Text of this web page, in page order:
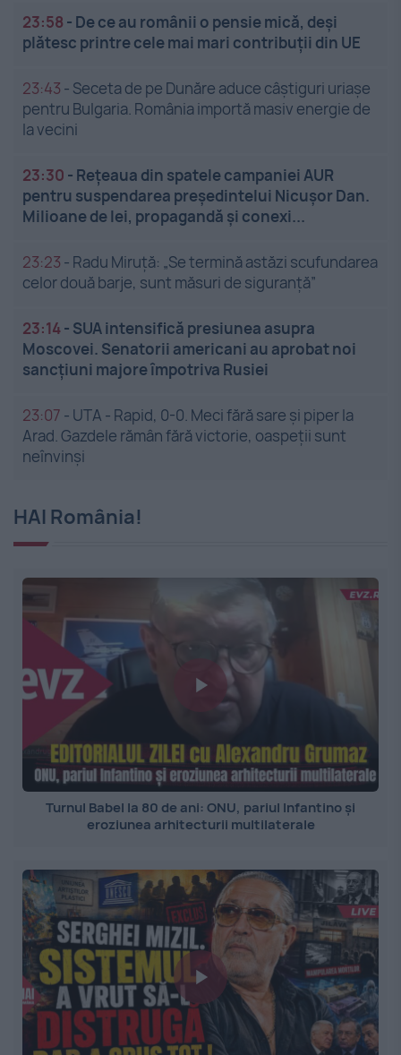
23:58 - De ce au românii o pensie mică, deși
plătesc printre cele mai mari contribuții din UE
23:43 - Seceta de pe Dunăre aduce câștiguri uriașe
pentru Bulgaria. România importă masiv energie de
la vecini
23:30 - Rețeaua din spatele campaniei AUR
pentru suspendarea președintelui Nicușor Dan.
Milioane de lei, propagandă și conexi...
23:23 - Radu Miruță: „Se termină astăzi scufundarea
celor două barje, sunt măsuri de siguranţă”
23:14- SUA intensifică presiunea asupra
Moscovei. Senatorii americani au aprobat noi
sancțiuni majore împotriva Rusiei
23:07 - UTA - Rapid, 0-0. Meci fără sare și piper la
Arad. Gazdele rămân fără victorie, oaspeții sunt
neînvinși
HAI România!
Turnul Babel la 80 de ani: ONU, pariul Infantino și
eroziunea arhitecturii multilaterale